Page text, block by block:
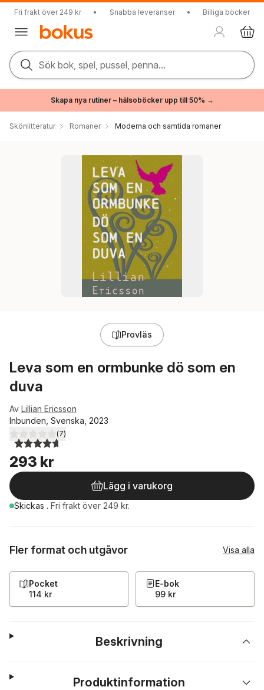
Fri frakt över 249 kr • Snabba leveranser • Billiga böcker
Sök bok, spel, pussel, penna...
Skapa nya rutiner – hälsoböcker upp till 50% →
Skönlitteratur Romaner Moderna och samtida romaner
Provläs
Leva som en ormbunke dö som en
duva
Av Lillian Ericsson
Inbunden, Svenska, 2023
4,7utav 5 stjärnor. Totalt antal röster:
(7)
293 kr
Lägg i varukorg
Skickas . Fri frakt över 249 kr.
Fler format och utgåvor Visa alla
Pocket
114 kr
E-bok
99 kr
Beskrivning
Produktinformation